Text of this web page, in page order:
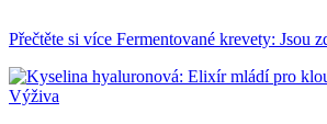
Přečtěte si více Fermentované krevety: Jsou
Výživa